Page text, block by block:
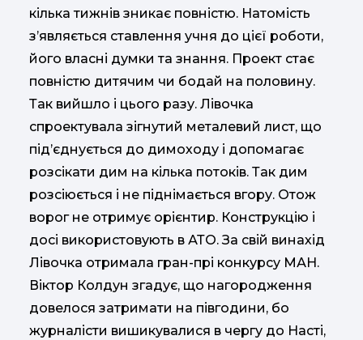
кілька тижнів зникає повністю. Натомість
з’являється ставлення учня до цієї роботи,
його власні думки та знання. Проект стає
повністю дитячим чи бодай на половину.
Так вийшло і цього разу. Лівочка
спроектувала зігнутий металевий лист, що
під’єднується до димоходу і допомагає
розсікати дим на кілька потоків. Так дим
розсіюється і не піднімається вгору. Отож
ворог не отримує орієнтир. Конструкцію і
досі використовують в АТО. За свій винахід
Лівочка отримала гран-прі конкурсу МАН.
Віктор Колдун згадує, що нагородження
довелося затримати на півгодини, бо
журналісти вишикувалися в чергу до Насті,